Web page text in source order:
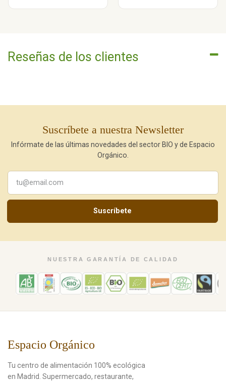
Reseñas de los clientes
Suscríbete a nuestra Newsletter
Infórmate de las últimas novedades del sector BIO y de Espacio
Orgánico.
Suscríbete
NUESTRA GARANTÍA DE CALIDAD
Espacio Orgánico
Tu centro de alimentación 100% ecológica
en Madrid. Supermercado, restaurante,